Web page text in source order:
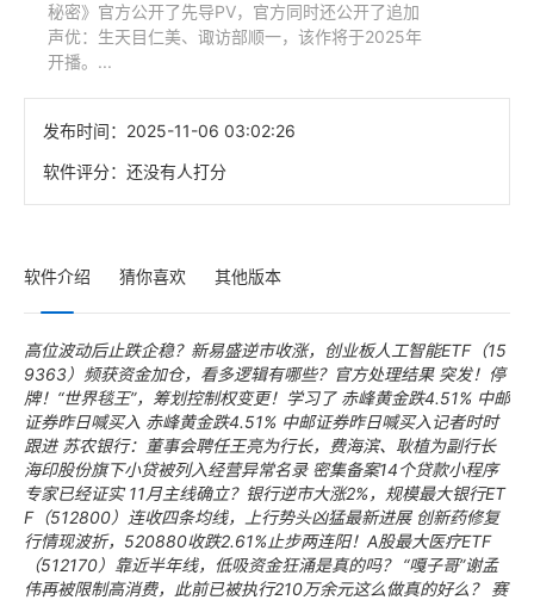
秘密》官方公开了先导PV，官方同时还公开了追加
声优：生天目仁美、诹访部顺一，该作将于2025年
开播。...
发布时间： 2025-11-06 03:02:26
软件评分： 还没有人打分
软件介绍 猜你喜欢 其他版本
高位波动后止跌企稳？新易盛逆市收涨，创业板人工智能ETF（15
9363）频获资金加仓，看多逻辑有哪些？官方处理结果 突发！停
牌！“世界毯王”，筹划控制权变更！学习了 赤峰黄金跌4.51% 中邮
证券昨日喊买入 赤峰黄金跌4.51% 中邮证券昨日喊买入记者时时
跟进 苏农银行：董事会聘任王亮为行长，费海滨、耿植为副行长
海印股份旗下小贷被列入经营异常名录 密集备案14个贷款小程序
专家已经证实 11月主线确立？银行逆市大涨2%，规模最大银行ET
F（512800）连收四条均线，上行势头凶猛最新进展 创新药修复
行情现波折，520880收跌2.61%止步两连阳！A股最大医疗ETF
（512170）靠近半年线，低吸资金狂涌是真的吗？ “嘎子哥”谢孟
伟再被限制高消费，此前已被执行210万余元这么做真的好么？ 赛